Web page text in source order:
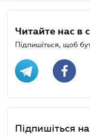
Читайте нас в
Підпишіться, щоб
Підпишіться